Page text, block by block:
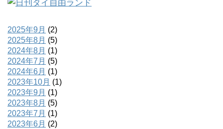
2025年9月 (2)
2025年8月 (5)
2024年8月 (1)
2024年7月 (5)
2024年6月 (1)
2023年10月 (1)
2023年9月 (1)
2023年8月 (5)
2023年7月 (1)
2023年6月 (2)